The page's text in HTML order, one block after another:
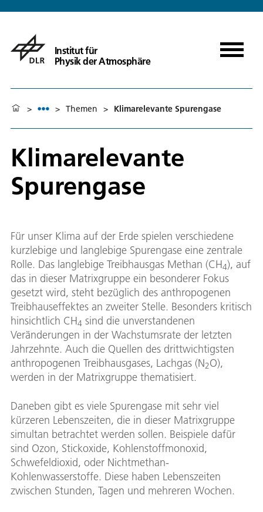
Institut für
Physik der Atmosphäre
> > Themen > Klimarelevante Spurengase
Klimarelevante
Spurengase
Für unser Klima auf der Erde spielen verschiedene
kurzlebige und langlebige Spurengase eine zentrale
Rolle. Das langlebige Treibhausgas Methan (CH4), auf
das in dieser Matrixgruppe ein besonderer Fokus
gesetzt wird, steht bezüglich des anthropogenen
Treibhauseffektes an zweiter Stelle. Besonders kritisch
hinsichtlich CH4 sind die unverstandenen
Veränderungen in der Wachstumsrate der letzten
Jahrzehnte. Auch die Quellen des drittwichtigsten
anthropogenen Treibhausgases, Lachgas (N2O),
werden in der Matrixgruppe thematisiert.
Daneben gibt es viele Spurengase mit sehr viel
kürzeren Lebenszeiten, die in dieser Matrixgruppe
simultan betrachtet werden sollen. Beispiele dafür
sind Ozon, Stickoxide, Kohlenstoffmonoxid,
Schwefeldioxid, oder Nichtmethan-
Kohlenwasserstoffe. Diese haben Lebenszeiten
zwischen Stunden, Tagen und mehreren Wochen.